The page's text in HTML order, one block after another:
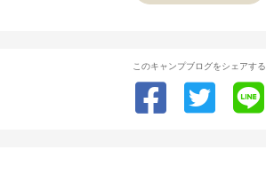
このキャンプブログをシェアする